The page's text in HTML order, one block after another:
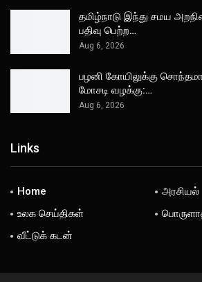
தமிழ்நாடு இந்து சமய
பதிவு பெற்ற…
Aug 6, 2026
பழனி கோயிலுக்கு
மோசடி வழக்கு:…
Aug 6, 2026
Links
Home
அரசியல்
உலக செய்திகள்
வீட்டுக் கடன்